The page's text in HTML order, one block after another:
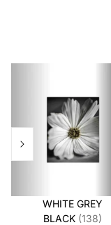
WHITE GREY
BLACK (138)